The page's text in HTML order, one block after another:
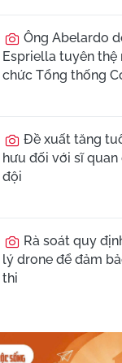
Ông Abelardo
Espriella tuyên thệ
chức Tổng thống
Đề xuất tăng
hưu đối với sĩ quan
đội
Rà soát quy
lý drone để đảm
thi